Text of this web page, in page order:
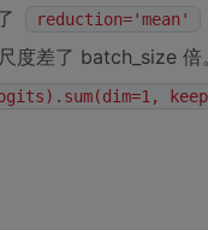
reduction='mean'
尺度差了 batch_size